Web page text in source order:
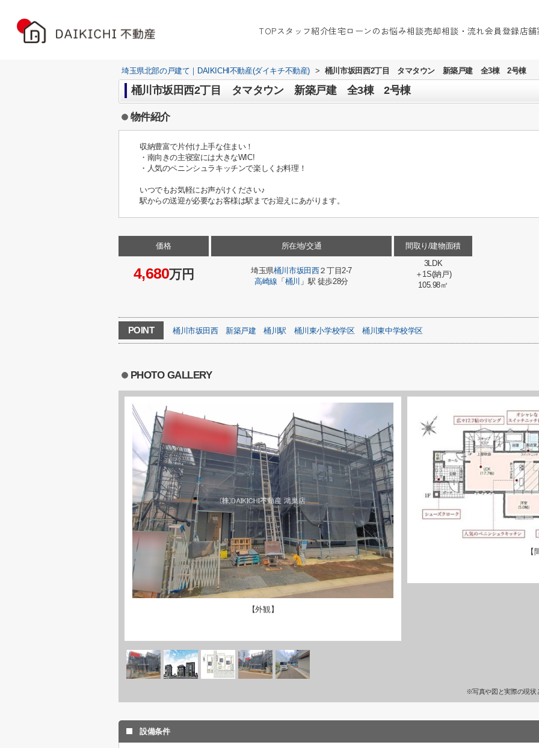
TOPスタッフ紹介住宅ローンのお悩み相談売却相談・流れ会員登録店
埼玉県北部の戸建て｜DAIKICHI不動産(ダイキチ不動産) > 桶川市坂田西2丁目 タマタウン 新築戸建 全3棟 2号棟
桶川市坂田西2丁目 タマタウン 新築戸建 全3棟 2号棟
物件紹介
収納豊富で片付け上手な住まい！
・南向きの主寝室には大きなWIC!
・人気のペニンシュラキッチンで楽しくお料理！
いつでもお気軽にお声がけください♪
駅からの送迎が必要なお客様は駅までお迎えにあがります。
価格
4,680万円
所在地/交通
埼玉県桶川市坂田西２丁目2-7
高崎線 「 桶川 」駅 徒歩28分
間取り/建物面積
3LDK
＋1S(納戸)
105.98㎡
POINT 桶川市坂田西 新築戸建 桶川駅 桶川東小学校学区 桶川東中学校学区
PHOTO GALLERY
【外観】
※写真や図と実際の現状
設備条件